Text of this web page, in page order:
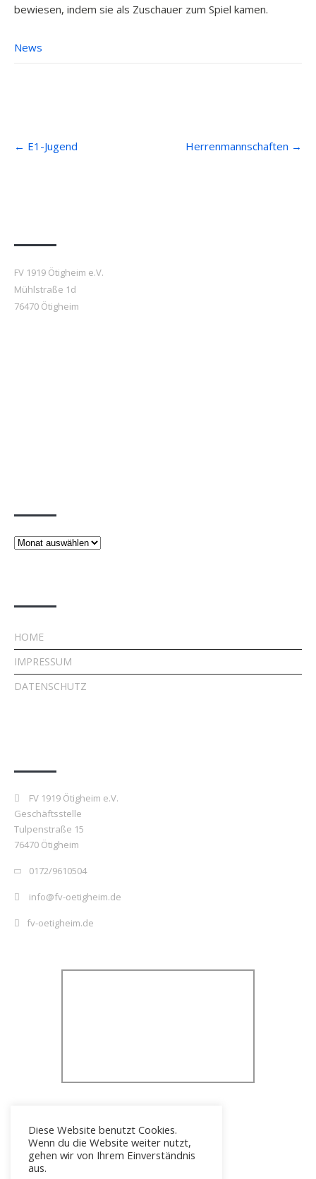
bewiesen, indem sie als Zuschauer zum Spiel kamen.
News
navigation
← E1-Jugend Herrenmannschaften →
FV 1919 Ötigheim e.V.
Mühlstraße 1d
76470 Ötigheim
Beiträge
HOME
IMPRESSUM
DATENSCHUTZ
FV 1919 Ötigheim e.V.
Geschäftsstelle
Tulpenstraße 15
76470 Ötigheim
0172/9610504
info@fv-oetigheim.de
fv-oetigheim.de
Diese Website benutzt Cookies.
Wenn du die Website weiter nutzt,
gehen wir von Ihrem Einverständnis
aus.